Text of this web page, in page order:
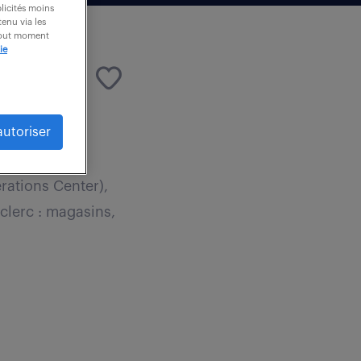
Center),
: magasins,
moins
via les
moment